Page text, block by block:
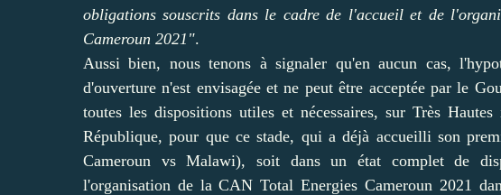
obligations souscrits dans le cadre de l'accueil et de
Cameroun 2021".
Aussi bien, nous tenons à signaler qu'en aucun cas,
d'ouverture n'est envisagée et ne peut être acceptée par le
toutes les dispositions utiles et nécessaires, sur Très
République, pour que ce stade, qui a déjà accueilli son
Cameroun vs Malawi), soit dans un état complet de
l'organisation de la CAN Total Energies Cameroun 2021